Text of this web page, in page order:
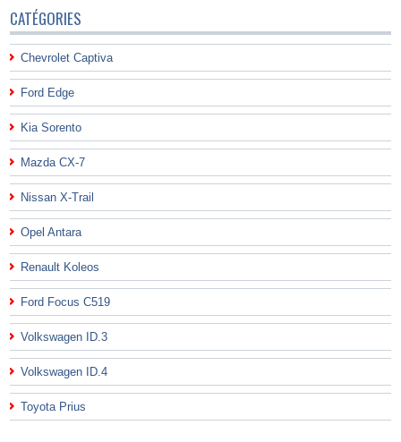
CATÉGORIES
Chevrolet Captiva
Ford Edge
Kia Sorento
Mazda CX-7
Nissan X-Trail
Opel Antara
Renault Koleos
Ford Focus C519
Volkswagen ID.3
Volkswagen ID.4
Toyota Prius